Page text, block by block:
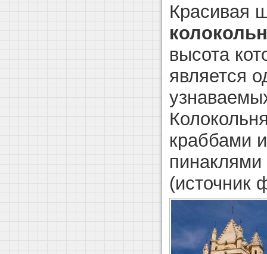
Красивая
высота
является
краббами
(источник